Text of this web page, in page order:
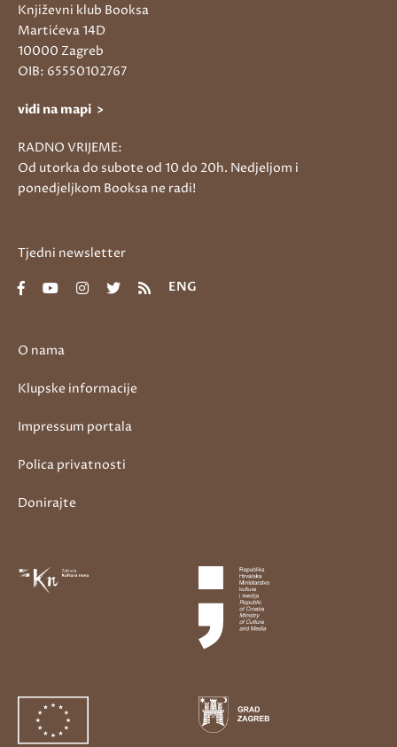
O nama
Klupske informacije
Impressum portala
Polica privatnosti
Donirajte
Književni klub Booksa
Martićeva 14D
10000 Zagreb
OIB: 65550102767
vidi na mapi >
RADNO VRIJEME:
Od utorka do subote od 10 do 20h. Nedjeljom i
ponedjeljkom Booksa ne radi!
Tjedni newsletter
ENG